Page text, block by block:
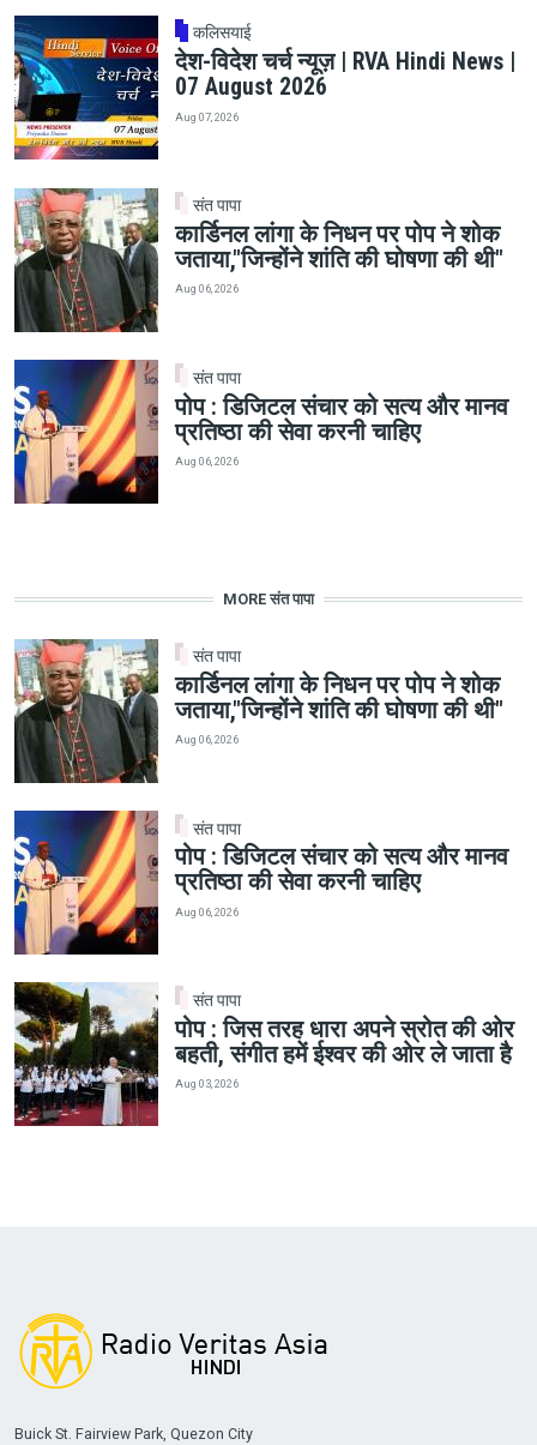
कलिसयाई
देश-विदेश चर्च न्यूज़ | RVA Hindi News |
07 August 2026
Aug 07, 2026
संत पापा
कार्डिनल लांगा के निधन पर पोप ने शोक
जताया,"जिन्होंने शांति की घोषणा की थी"
Aug 06, 2026
संत पापा
पोप : डिजिटल संचार को सत्य और मानव
प्रतिष्ठा की सेवा करनी चाहिए
Aug 06, 2026
MORE संत पापा
संत पापा
कार्डिनल लांगा के निधन पर पोप ने शोक
जताया,"जिन्होंने शांति की घोषणा की थी"
Aug 06, 2026
संत पापा
पोप : डिजिटल संचार को सत्य और मानव
प्रतिष्ठा की सेवा करनी चाहिए
Aug 06, 2026
संत पापा
पोप : जिस तरह धारा अपने स्रोत की ओर
बहती, संगीत हमें ईश्वर की ओर ले जाता है
Aug 03, 2026
Buick St. Fairview Park, Quezon City